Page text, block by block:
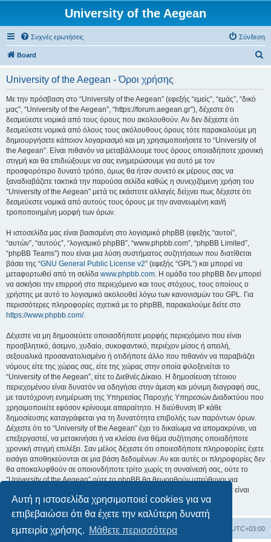
Αυτή η ιστοσελίδα χρησιμοποιεί cookies για να
επιβεβαιώσει ότι θα έχετε την καλύτερη δυνατή
εμπειρία χρήσης. Μάθετε περισσότερα
University of the Aegean
Συχνές ερωτήσεις Σύνδεση
Board
University of the Aegean - Όροι χρήσης
Με την πρόσβαση στο “University of the Aegean” (εφεξής “εμείς”, “εμάς”, “δικό
μας”, “University of the Aegean”, “https://forum.aegean.gr”), δέχεστε ότι
δεσμεύεστε νομικά από τους όρους που ακολουθούν. Αν δεν δέχεστε ότι
δεσμεύεστε νομικά από όλους τους ακόλουθους όρους τότε παρακαλούμε μη
δημιουργήσετε κάποιον λογαριασμό και μη χρησιμοποιήσετε το “University of
the Aegean”. Είναι πιθανόν να μεταβάλλουμε τους όρους οποιαδήποτε χρονική
στιγμή και θα επιδιώξουμε να σας ενημερώσουμε για αυτό με τον
προσφορότερο δυνατό τρόπο, όμως θα ήταν συνετό εκ μέρους σας να
ξαναδιαβάζετε τακτικά την παρούσα σελίδα καθώς η συνεχιζόμενη χρήση του
“University of the Aegean” μετά τις εκάστοτε αλλαγές δείχνει πως δέχεστε ότι
δεσμεύεστε νομικά από αυτούς τους όρους με την ανανεωμένη και/ή
τροποποιημένη μορφή των όρων.
Η ιστοσελίδα μας είναι βασισμένη στο λογισμικό phpBB (εφεξής “αυτοί”,
“αυτών”, “αυτούς”, “λογισμικό phpBB”, “www.phpbb.com”, “phpBB Limited”,
“phpBB Teams”) που είναι μια λύση συστήματος συζητήσεων που διατίθεται
βάσει της “GNU General Public License v2” (εφεξής “GPL”) και μπορεί να
μεταφορτωθεί από τη σελίδα www.phpbb.com. Η ομάδα του phpBB δεν μπορεί
να ασκήσει την επιρροή στο περιεχόμενο και τους στόχους, τους οποίους ο
χρήστης με αυτό το λογισμικό ακολουθεί λόγω των κανονισμών του GPL. Για
περισσότερες πληροφορίες σχετικά με το phpBB, παρακαλούμε δείτε στο
https://www.phpbb.com/.
Δέχεστε να μη δημοσιεύετε οποιασδήποτε μορφής περιεχόμενο που είναι
προσβλητικό, άσεμνο, χυδαίο, συκοφαντικό, περιέχον μίσος ή απειλή,
σεξουαλικά προσανατολισμένο ή οτιδήποτε άλλο που πιθανόν να παραβιάζει
νόμους είτε της χώρας σας, είτε της χώρας στην οποία φιλοξενείται το
“University of the Aegean”, είτε το Διεθνές Δίκαιο. Η δημοσίευση τέτοιου
περιεχομένου είναι δυνατόν να οδηγήσει στην άμεση και μόνιμη διαγραφή σας,
με ταυτόχρονη ενημέρωση της Υπηρεσίας Παροχής Υπηρεσιών Διαδικτύου που
χρησιμοποιείτε εφόσον κρίνουμε απαραίτητο. Η διεύθυνση IP κάθε
δημοσίευσης καταγράφεται για τη δυνατότητα επιβολής των παρόντων όρων.
Δέχεστε ότι το “University of the Aegean” έχει το δικαίωμα να απομακρύνει, να
επεξεργαστεί, να μετακινήσει ή να κλείσει ένα θέμα συζήτησης οποιαδήποτε
χρονική στιγμή επιλέξει. Σαν μέλος δέχεστε ότι οποιεσδήποτε πληροφορίες έχετε
εισάγει αποθηκεύονται σε μια βάση δεδομένων. Αν και αυτές οι πληροφορίες δεν
θα αποκαλυφθούν σε οποιονδήποτε τρίτο χωρίς τη συναίνεσή σας, ούτε το
“University of the Aegean” ούτε το phpBB θα θεωρηθούν υπεύθυνοι για
οποιαδήποτε απόπειρα ηλεκτρονικής εισβολής ή παραβίασης η οποία είναι
δυνατόν να οδηγήσει σε απώλεια αυτών των δεδομένων.
Board Όλοι οι χρόνοι είναι UTC+03:00
Διαγραφή cookies